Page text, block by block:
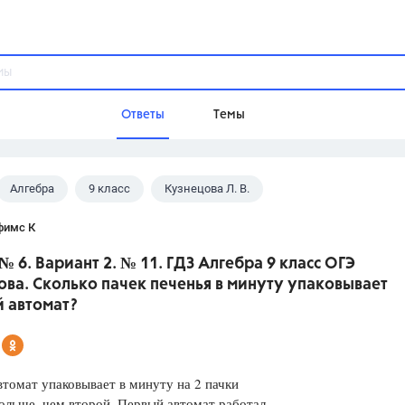
Ответы Темы
Домашнее задание
Школа
Разумовская М.М.,
Алгебра 9 класс Кузнецова Л. В.
К
6. Вариант 2. № 11. ГДЗ Алгебра 9 класс ОГЭ
Сколько пачек печенья в минуту упаковывает
упаковывает в минуту на 2 пачки